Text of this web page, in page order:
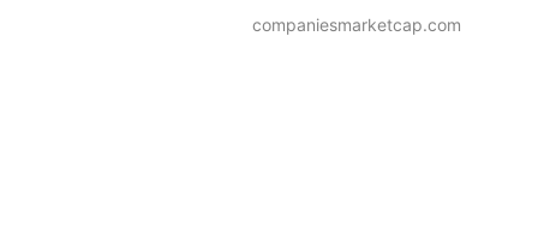
companiesmarketcap.com